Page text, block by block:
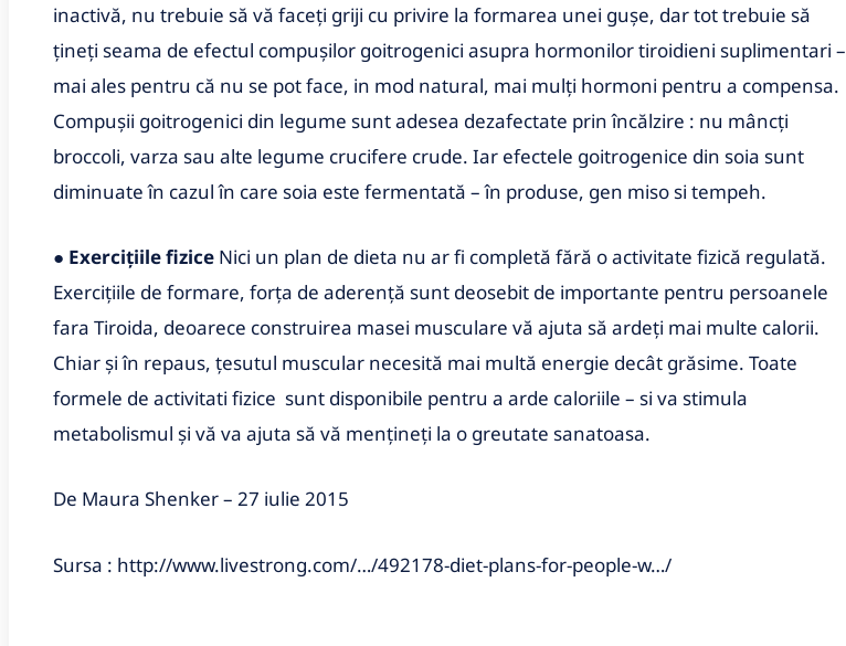
inactivă, nu trebuie să vă faceți griji cu privire la formarea unei gușe, dar tot trebuie să
țineți seama de efectul compușilor goitrogenici asupra hormonilor tiroidieni suplimentari –
mai ales pentru că nu se pot face, in mod natural, mai mulți hormoni pentru a compensa.
Compușii goitrogenici din legume sunt adesea dezafectate prin încălzire : nu mâncți
broccoli, varza sau alte legume crucifere crude. Iar efectele goitrogenice din soia sunt
diminuate în cazul în care soia este fermentată – în produse, gen miso si tempeh.
● Exercițiile fizice Nici un plan de dieta nu ar fi completă fără o activitate fizică regulată.
Exercițiile de formare, forța de aderență sunt deosebit de importante pentru persoanele
fara Tiroida, deoarece construirea masei musculare vă ajuta să ardeți mai multe calorii.
Chiar și în repaus, țesutul muscular necesită mai multă energie decât grăsime. Toate
formele de activitati fizice sunt disponibile pentru a arde caloriile – si va stimula
metabolismul și vă va ajuta să vă mențineți la o greutate sanatoasa.
De Maura Shenker – 27 iulie 2015
Sursa : http://www.livestrong.com/…/492178-diet-plans-for-people-w…/